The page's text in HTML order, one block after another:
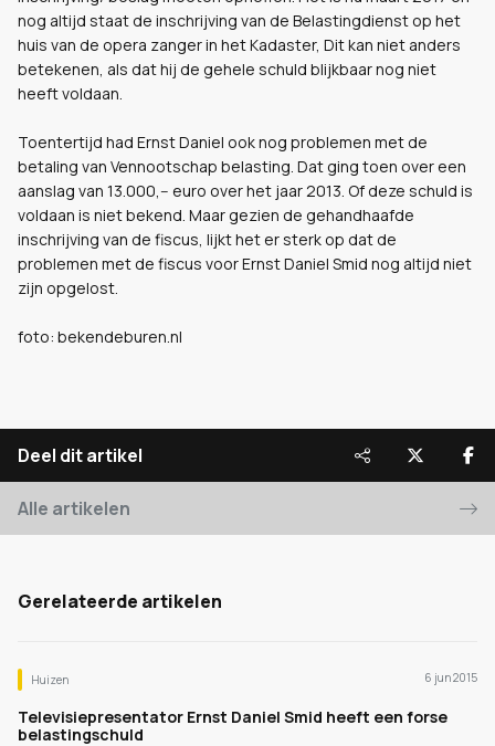
nog altijd staat de inschrijving van de Belastingdienst op het
huis van de opera zanger in het Kadaster, Dit kan niet anders
betekenen, als dat hij de gehele schuld blijkbaar nog niet
heeft voldaan.
Toentertijd had Ernst Daniel ook nog problemen met de
betaling van Vennootschap belasting. Dat ging toen over een
aanslag van 13.000,-- euro over het jaar 2013. Of deze schuld is
voldaan is niet bekend. Maar gezien de gehandhaafde
inschrijving van de fiscus, lijkt het er sterk op dat de
problemen met de fiscus voor Ernst Daniel Smid nog altijd niet
zijn opgelost.
foto: bekendeburen.nl
Deel dit artikel
Alle artikelen
Gerelateerde artikelen
Huizen 6 jun 2015
Televisiepresentator Ernst Daniel Smid heeft een forse
belastingschuld